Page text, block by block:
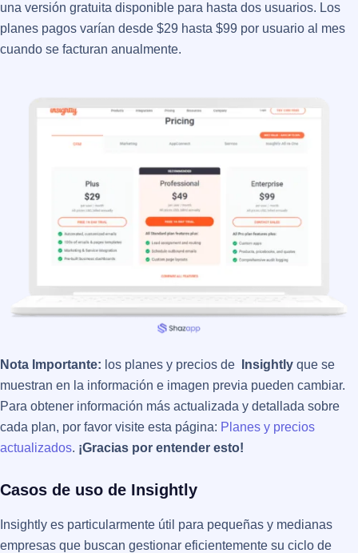
una versión gratuita disponible para hasta dos usuarios. Los
planes pagos varían desde $29 hasta $99 por usuario al mes
cuando se facturan anualmente​​.
Nota Importante: los planes y precios de Insightly que se
muestran en la información e imagen previa pueden cambiar.
Para obtener información más actualizada y detallada sobre
cada plan, por favor visite esta página: Planes y precios
actualizados. ¡Gracias por entender esto!
Casos de uso de Insightly
Insightly es particularmente útil para pequeñas y medianas
empresas que buscan gestionar eficientemente su ciclo de